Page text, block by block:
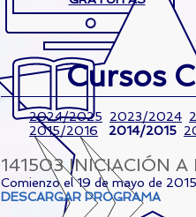
Cursos
2024/2025 2023/2024
2015/2016
2014/2015
141503 INICIACIÓN
Comienzo el 19 de mayo de 2015
DESCARGAR PROGRAMA